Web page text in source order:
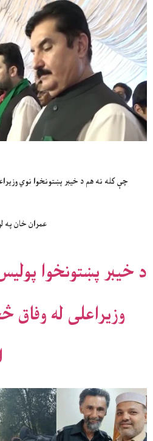
چې کله نه هم د خیبر پښتونخوا نوي
عمران خان په
د خیبر پښتونخوا
وزیراعلی له